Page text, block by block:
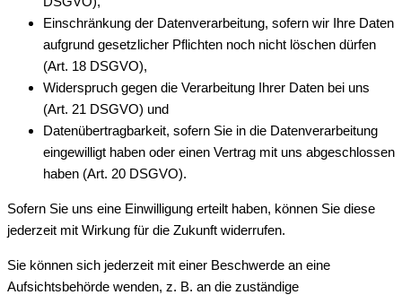
Einschränkung der Datenverarbeitung, sofern wir Ihre Daten
aufgrund gesetzlicher Pflichten noch nicht löschen dürfen
(Art. 18 DSGVO),
Widerspruch gegen die Verarbeitung Ihrer Daten bei uns
(Art. 21 DSGVO) und
Datenübertragbarkeit, sofern Sie in die Datenverarbeitung
eingewilligt haben oder einen Vertrag mit uns abgeschlossen
haben (Art. 20 DSGVO).
Sofern Sie uns eine Einwilligung erteilt haben, können Sie diese
jederzeit mit Wirkung für die Zukunft widerrufen.
Sie können sich jederzeit mit einer Beschwerde an eine
Aufsichtsbehörde wenden, z. B. an die zuständige